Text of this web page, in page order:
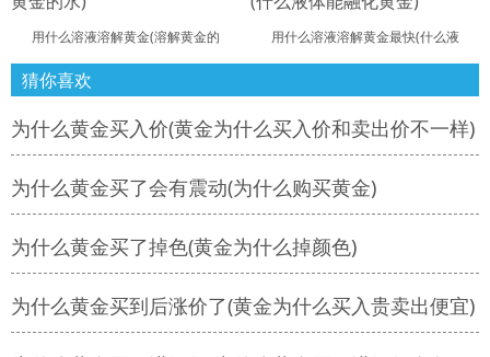
用什么溶液溶解黄金(溶解黄金的 用什么溶液溶解黄金最快(什么液
猜你喜欢
为什么黄金买入价(黄金为什么买入价和卖出价不一样)
为什么黄金买了会有震动(为什么购买黄金)
为什么黄金买了掉色(黄金为什么掉颜色)
为什么黄金买到后涨价了(黄金为什么买入贵卖出便宜)